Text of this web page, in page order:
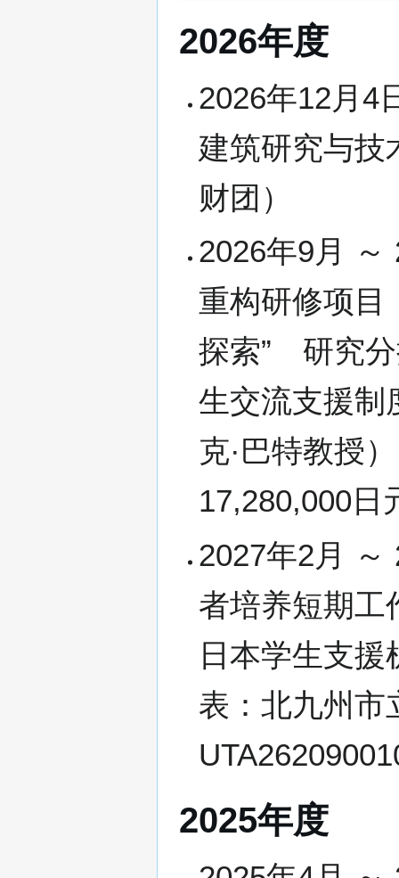
2026年度
2026年12月4
建筑研究与
财团）
2026年9月
重构研修项目
探索” 研究分
生交流支援制
克·巴特教授
17,280,000日
2027年2月
者培养短期
日本学生支
表：北九州
2025年度